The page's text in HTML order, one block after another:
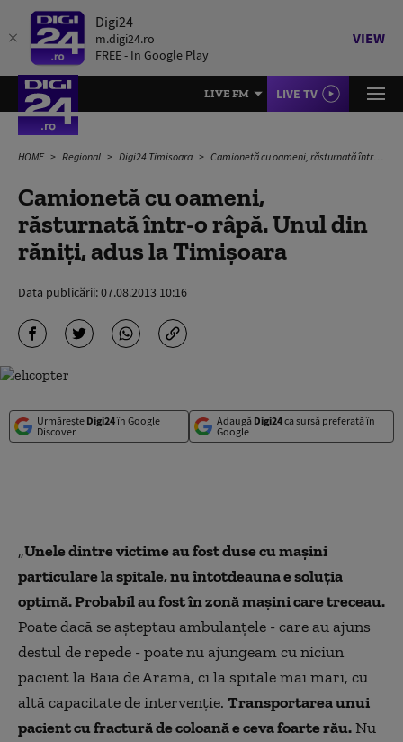
Digi24
m.digi24.ro
FREE - In Google Play
VIEW
LIVE FM LIVE TV
HOME Regional Digi24 Timisoara Camionetă cu oameni, răsturnată într-o râpă. Unul din răniți, adus la Timișoara
Camionetă cu oameni,
răsturnată într-o râpă. Unul din
răniți, adus la Timișoara
Data publicării:07.08.2013 10:16
Urmărește Digi24în Google
Discover
Adaugă Digi24ca sursă preferată în
Google
„Unele dintre victime au fost duse cu mașini
particulare la spitale, nu întotdeauna e soluția
optimă. Probabil au fost în zonă mașini care treceau.
Poate dacă se așteptau ambulanțele - care au ajuns
destul de repede - poate nu ajungeam cu niciun
pacient la Baia de Aramă, ci la spitale mai mari, cu
altă capacitate de intervenție. Transportarea unui
pacient cu fractură de coloană e ceva foarte rău.Nu